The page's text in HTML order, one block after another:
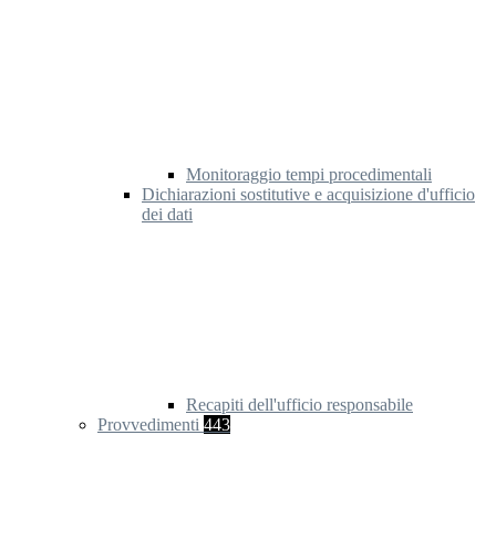
Monitoraggio tempi procedimentali
Dichiarazioni sostitutive e acquisizione d'ufficio
dei dati
Recapiti dell'ufficio responsabile
Provvedimenti 443